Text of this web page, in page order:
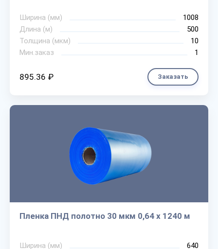
Ширина (мм)
1008
Длина (м)
500
Толщина (мкм)
10
Мин.заказ
1
895.36 ₽ Заказать
Пленка ПНД полотно 30 мкм 0,64 х 1240 м
Ширина (мм)
640